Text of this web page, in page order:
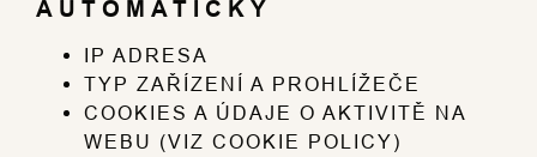
AUTOMATICKY
IP ADRESA
TYP ZAŘÍZENÍ A PROHLÍŽEČE
COOKIES A ÚDAJE O AKTIVITĚ NA
WEBU (VIZ COOKIE POLICY)